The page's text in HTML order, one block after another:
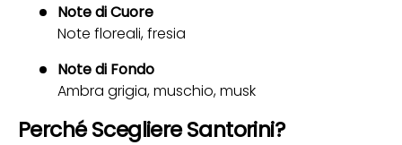
Note di Cuore
Note floreali, fresia
Note di Fondo
Ambra grigia, muschio, musk
Perché Scegliere Santorini?